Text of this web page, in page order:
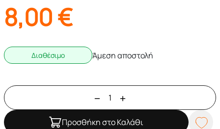
8,00€
Διαθέσιμο Άμεση αποστολή
Προσθήκη στο Καλάθι